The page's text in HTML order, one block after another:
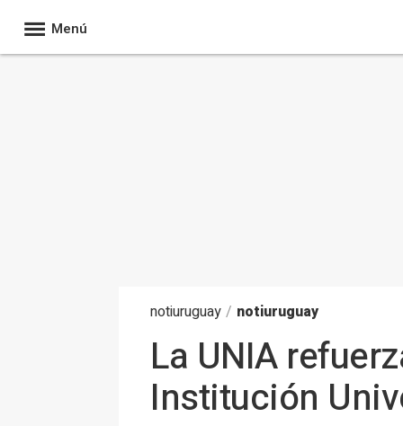
Menú
notiuruguay / notiuruguay
La UNIA
Institución